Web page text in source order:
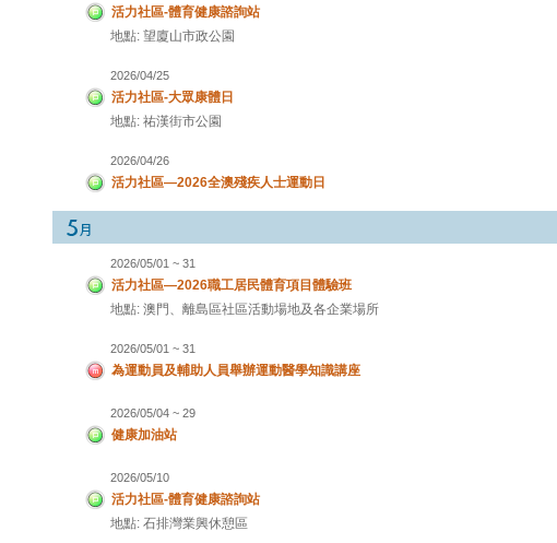
活力社區-體育健康諮詢站
地點: 望廈山市政公園
2026/04/25
活力社區-大眾康體日
地點: 祐漢街市公園
2026/04/26
活力社區—2026全澳殘疾人士運動日
2026/05/01 ~ 31
活力社區—2026職工居民體育項目體驗班
地點: 澳門、離島區社區活動場地及各企業場所
2026/05/01 ~ 31
為運動員及輔助人員舉辦運動醫學知識講座
2026/05/04 ~ 29
健康加油站
2026/05/10
活力社區-體育健康諮詢站
地點: 石排灣業興休憩區